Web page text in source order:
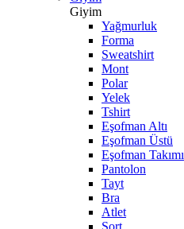
Giyim
Yağmurluk
Forma
Sweatshirt
Mont
Polar
Yelek
Tshirt
Eşofman Altı
Eşofman Üstü
Eşofman Takımı
Pantolon
Tayt
Bra
Atlet
Şort